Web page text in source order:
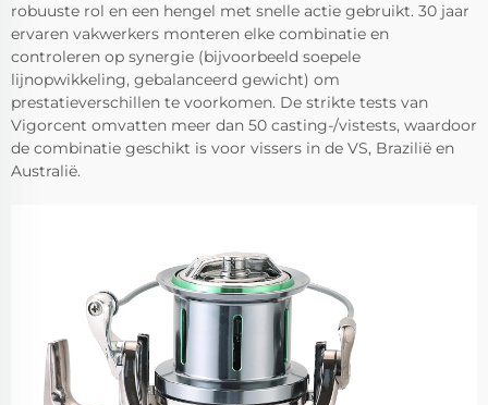
robuuste rol en een hengel met snelle actie gebruikt. 30 jaar
ervaren vakwerkers monteren elke combinatie en
controleren op synergie (bijvoorbeeld soepele
lijnopwikkeling, gebalanceerd gewicht) om
prestatieverschillen te voorkomen. De strikte tests van
Vigorcent omvatten meer dan 50 casting-/vistests, waardoor
de combinatie geschikt is voor vissers in de VS, Brazilië en
Australië.